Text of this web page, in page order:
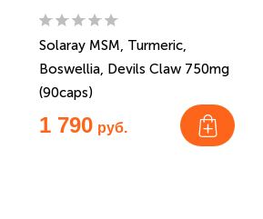
Solaray MSM, Turmeric,
Boswellia, Devils Claw 750mg
(90caps)
1 790 руб.